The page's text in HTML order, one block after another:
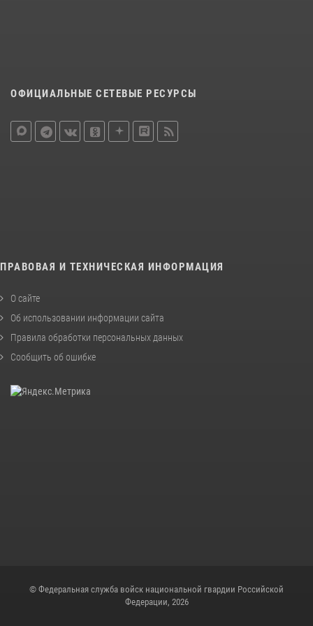
ОФИЦИАЛЬНЫЕ СЕТЕВЫЕ РЕСУРСЫ
ПРАВОВАЯ И ТЕХНИЧЕСКАЯ ИНФОРМАЦИЯ
О сайте
Об использовании информации сайта
Правила обработки персональных данных
Сообщить об ошибке
© Федеральная служба войск национальной гвардии Российской
Федерации, 2026